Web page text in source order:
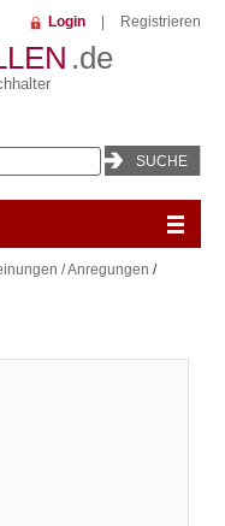
.de
Login Registrieren
/ Anregungen /